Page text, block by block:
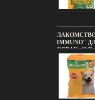
ЛАКОМСТВО
IMMUNO"
СОБАК, 40 Г
Г ИНФО